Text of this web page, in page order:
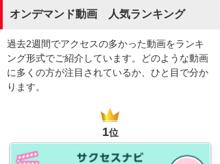
オンデマンド動画 人気ランキング
過去2週間でアクセスの多かった動画をランキ
ング形式でご紹介しています。どのような動画
に多くの方が注目されているか、ひと目で分か
ります。
1位